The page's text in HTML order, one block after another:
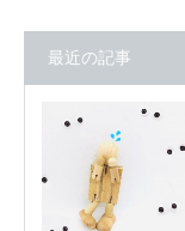
最近の記事